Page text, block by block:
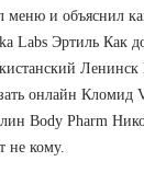
меню и объяснил
Labs Эртиль Как
Ленинск
онлайн Кломид
Body Pharm
не кому.